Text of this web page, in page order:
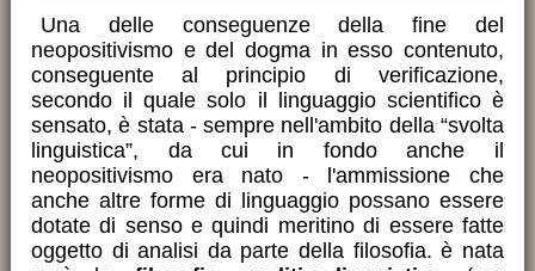
Una delle conseguenze della fine del
neopositivismo e del dogma in esso contenuto,
conseguente al principio di verificazione,
secondo il quale solo il linguaggio scientifico è
sensato, è stata - sempre nell'ambito della “svolta
linguistica”, da cui in fondo anche il
neopositivismo era nato - l'ammissione che
anche altre forme di linguaggio possano essere
dotate di senso e quindi meritino di essere fatte
oggetto di analisi da parte della filosofia. è nata